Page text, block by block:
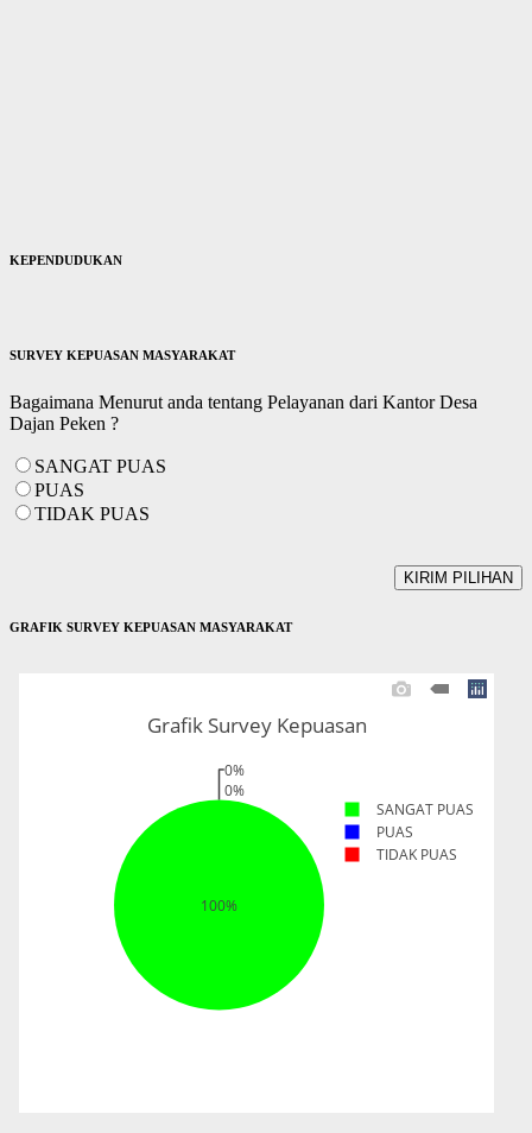
KEPENDUDUKAN
SURVEY KEPUASAN MASYARAKAT
Bagaimana Menurut anda tentang Pelayanan dari Kantor Desa
Dajan Peken ?
SANGAT PUAS
PUAS
TIDAK PUAS
GRAFIK SURVEY KEPUASAN MASYARAKAT